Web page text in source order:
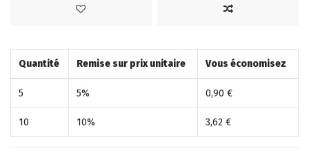
Quantité Remise sur prix unitaire Vous économisez
5 5% 0,90 €
10 10% 3,62 €